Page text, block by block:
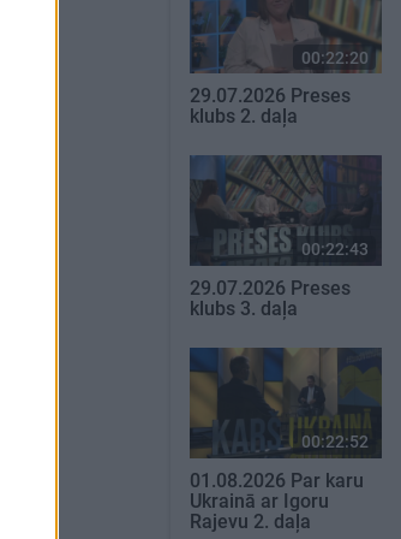
00:22:20
29.07.2026 Preses
klubs 2. daļa
00:22:43
29.07.2026 Preses
klubs 3. daļa
00:22:52
01.08.2026 Par karu
Ukrainā ar Igoru
Rajevu 2. daļa